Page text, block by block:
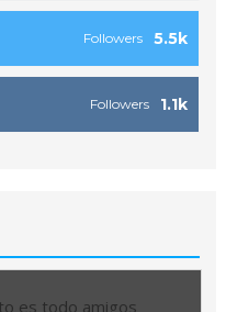
5.5k
Followers
1.1k
Followers